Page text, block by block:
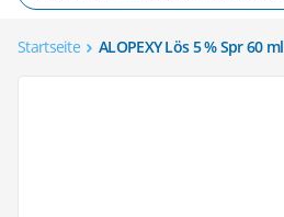
Startseite ALOPEXY Lös 5 % Spr 60 ml